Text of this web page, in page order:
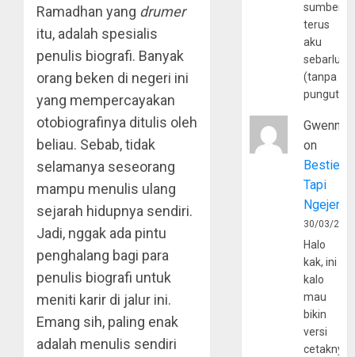
Ramadhan yang drumer
itu, adalah spesialis
penulis biografi. Banyak
orang beken di negeri ini
yang mempercayakan
otobiografinya ditulis oleh
beliau. Sebab, tidak
selamanya seseorang
mampu menulis ulang
sejarah hidupnya sendiri.
Jadi, nggak ada pintu
penghalang bagi para
penulis biografi untuk
meniti karir di jalur ini.
Emang sih, paling enak
adalah menulis sendiri
sumber
terus
aku
(tanpa
Gwenny
on
Bestie
Tapi
30/03/
Halo
kak, ini
kalo
mau
bikin
versi
cetaknya